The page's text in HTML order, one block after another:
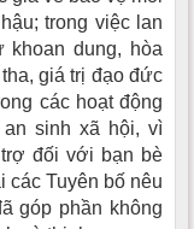
trong việc lan
khoan dung, hòa
giá trị đạo đức
các hoạt động
sinh xã hội, vì
đối với bạn bè
các Tuyên bố nêu
góp phần không